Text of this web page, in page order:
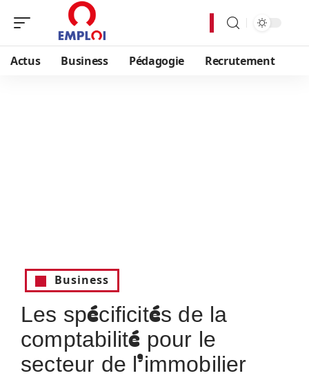
Actus Business Pédagogie Recrutement
Business
Les spécificités de la
comptabilité pour le
secteur de l’immobilier